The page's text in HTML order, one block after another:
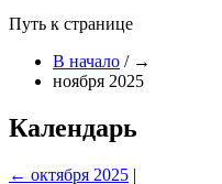
Путь к странице
В начало / →
ноября 2025
Календарь
← октября 2025 |